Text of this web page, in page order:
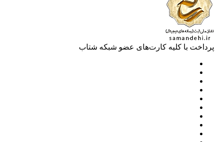
با کلیه کارت‌های عضو شبکه شتاب